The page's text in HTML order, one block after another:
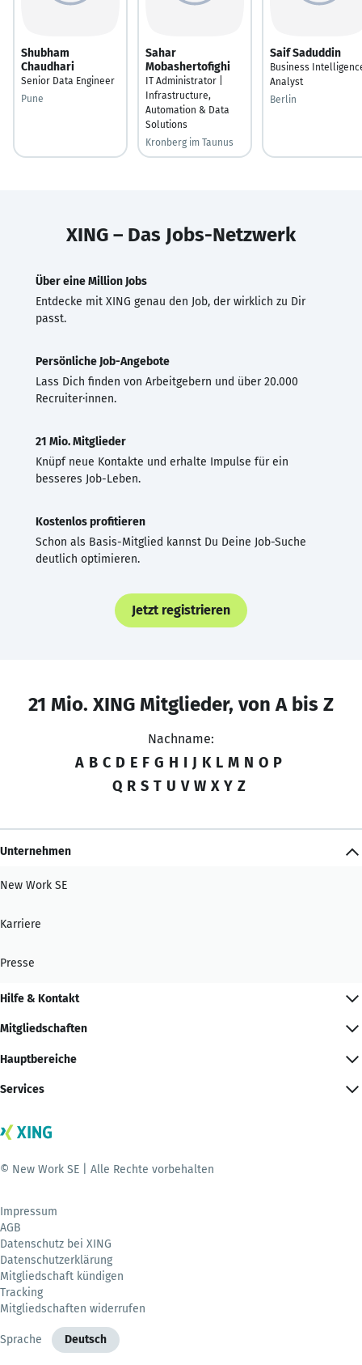
Shubham
Chaudhari
Senior Data Engineer
Pune
Sahar
Mobashertofighi
IT Administrator |
Infrastructure,
Automation & Data
Solutions
Kronberg im Taunus
Saif Saduddin
Business
Analyst
Berlin
XING – Das Jobs-Netzwerk
Über eine Million Jobs
Entdecke mit XING genau den Job, der wirklich zu Dir
passt.
Persönliche Job-Angebote
Lass Dich finden von Arbeitgebern und über 20.000
Recruiter·innen.
21 Mio. Mitglieder
Knüpf neue Kontakte und erhalte Impulse für ein
besseres Job-Leben.
Kostenlos profitieren
Schon als Basis-Mitglied kannst Du Deine Job-Suche
deutlich optimieren.
Jetzt registrieren
21 Mio. XING Mitglieder, von A bis Z
Nachname:
A B C D E F G H I J K L M N O P
Q R S T U V W X Y Z
Unternehmen
New Work SE
Karriere
Presse
Hilfe & Kontakt
Mitgliedschaften
Hauptbereiche
Services
© New Work SE | Alle Rechte vorbehalten
Impressum
AGB
Datenschutz bei XING
Datenschutzerklärung
Mitgliedschaft kündigen
Tracking
Mitgliedschaften widerrufen
Sprache Deutsch